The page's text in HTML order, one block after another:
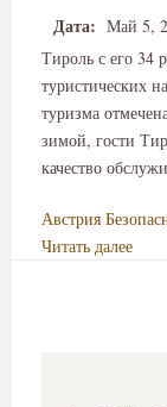
Дата: Май 5,
Тироль с его 34
туристических
туризма
зимой, гости
качество
Австрия
Читать далее